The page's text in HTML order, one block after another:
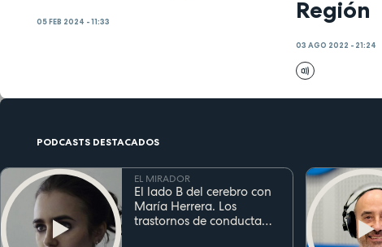
05 FEB 2024 - 11:33
Región
03 AGO 2022 - 21:24
PODCASTS DESTACADOS
EL MIRADOR
El lado B del cerebro con
María Herrera. Los
trastornos de conducta